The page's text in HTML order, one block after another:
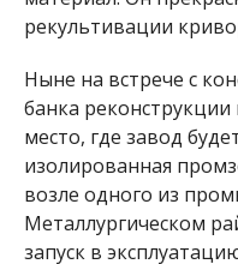
рекультивации
Ныне на встрече с
банка
место, где завод
изолированная
возле одного из
Металлургическом
запуск в